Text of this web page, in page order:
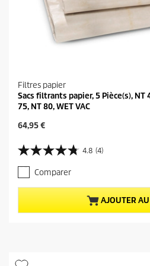
Filtres papier
Sacs filtrants papier, 5 Pièce(s), NT
75, NT 80, WET VAC
P
i
x
a
c
t
u
e
r
64,95 €
4.8 (4)
4
.
8
s
u
r
i
Comparer
AJOUTER